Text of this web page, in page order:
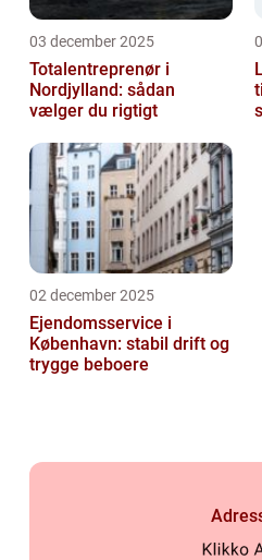
03 december 2025
Totalentreprenør i
Nordjylland: sådan
vælger du rigtigt
02 december 2025
Ejendomsservice i
København: stabil drift og
trygge beboere